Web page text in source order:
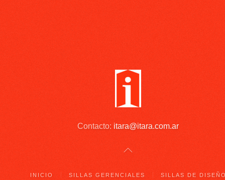
Contacto: itara@itara.com.ar
INICIO SILLAS GERENCIALES SILLAS DE